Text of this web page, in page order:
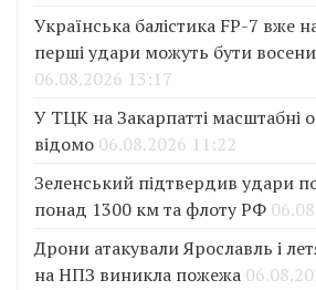
Українська балістика FP-7 вже
перші удари можуть бути
06.08.2026 13:17
У ТЦК на Закарпатті масштабні
відомо 06.08.2026 11:22
Зеленський підтвердив удари
понад 1300 км та флоту РФ
Дрони атакували Ярославль і
на НПЗ виникла пожежа